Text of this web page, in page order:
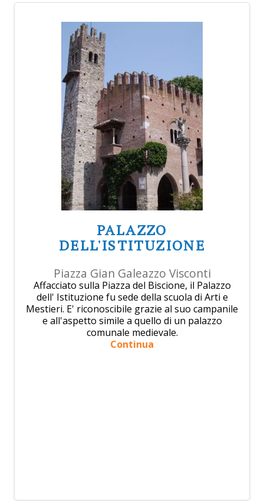
PALAZZO
DELL'ISTITUZIONE
Piazza Gian Galeazzo Visconti
Affacciato sulla Piazza del Biscione, il Palazzo
dell' Istituzione fu sede della scuola di Arti e
Mestieri. E' riconoscibile grazie al suo campanile
e all'aspetto simile a quello di un palazzo
comunale medievale.
Continua